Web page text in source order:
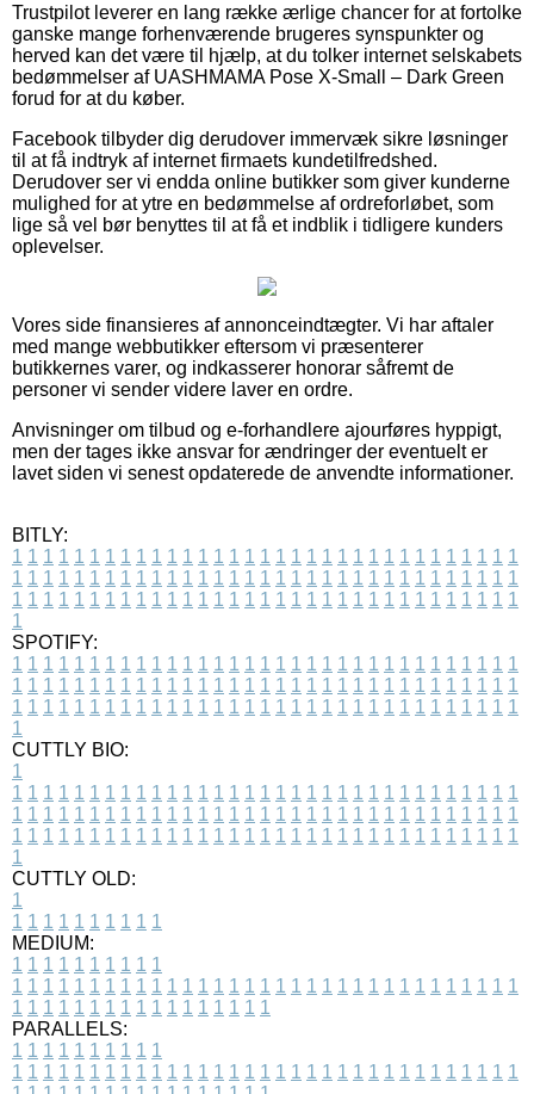
Trustpilot leverer en lang række ærlige chancer for at fortolke
ganske mange forhenværende brugeres synspunkter og
herved kan det være til hjælp, at du tolker internet selskabets
bedømmelser af UASHMAMA Pose X-Small – Dark Green
forud for at du køber.
Facebook tilbyder dig derudover immervæk sikre løsninger
til at få indtryk af internet firmaets kundetilfredshed.
Derudover ser vi endda online butikker som giver kunderne
mulighed for at ytre en bedømmelse af ordreforløbet, som
lige så vel bør benyttes til at få et indblik i tidligere kunders
oplevelser.
Vores side finansieres af annonceindtægter. Vi har aftaler
med mange webbutikker eftersom vi præsenterer
butikkernes varer, og indkasserer honorar såfremt de
personer vi sender videre laver en ordre.
Anvisninger om tilbud og e-forhandlere ajourføres hyppigt,
men der tages ikke ansvar for ændringer der eventuelt er
lavet siden vi senest opdaterede de anvendte informationer.
BITLY:
1 1 1 1 1 1 1 1 1 1 1 1 1 1 1 1 1 1 1 1 1 1 1 1 1 1 1 1 1 1 1 1 1
1 1 1 1 1 1 1 1 1 1 1 1 1 1 1 1 1 1 1 1 1 1 1 1 1 1 1 1 1 1 1 1 1
1 1 1 1 1 1 1 1 1 1 1 1 1 1 1 1 1 1 1 1 1 1 1 1 1 1 1 1 1 1 1 1 1
1
SPOTIFY:
1 1 1 1 1 1 1 1 1 1 1 1 1 1 1 1 1 1 1 1 1 1 1 1 1 1 1 1 1 1 1 1 1
1 1 1 1 1 1 1 1 1 1 1 1 1 1 1 1 1 1 1 1 1 1 1 1 1 1 1 1 1 1 1 1 1
1 1 1 1 1 1 1 1 1 1 1 1 1 1 1 1 1 1 1 1 1 1 1 1 1 1 1 1 1 1 1 1 1
1
CUTTLY BIO:
1
1 1 1 1 1 1 1 1 1 1 1 1 1 1 1 1 1 1 1 1 1 1 1 1 1 1 1 1 1 1 1 1 1
1 1 1 1 1 1 1 1 1 1 1 1 1 1 1 1 1 1 1 1 1 1 1 1 1 1 1 1 1 1 1 1 1
1 1 1 1 1 1 1 1 1 1 1 1 1 1 1 1 1 1 1 1 1 1 1 1 1 1 1 1 1 1 1 1 1
1
CUTTLY OLD:
1
1 1 1 1 1 1 1 1 1 1
MEDIUM:
1 1 1 1 1 1 1 1 1 1
1 1 1 1 1 1 1 1 1 1 1 1 1 1 1 1 1 1 1 1 1 1 1 1 1 1 1 1 1 1 1 1 1
1 1 1 1 1 1 1 1 1 1 1 1 1 1 1 1 1
PARALLELS:
1 1 1 1 1 1 1 1 1 1
1 1 1 1 1 1 1 1 1 1 1 1 1 1 1 1 1 1 1 1 1 1 1 1 1 1 1 1 1 1 1 1 1